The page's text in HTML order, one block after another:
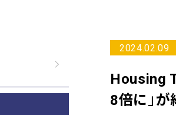
2024.02.09
Housing
8倍に」